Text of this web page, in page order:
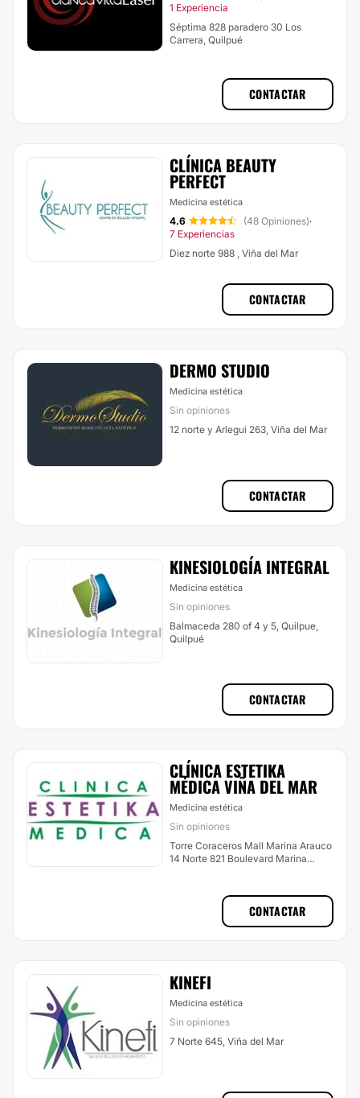
1 Experiencia
Séptima 828 paradero 30 Los
Carrera, Quilpué
CONTACTAR
CLÍNICA BEAUTY
PERFECT
Medicina estética
4.6 (48 Opiniones)·
7 Experiencias
Diez norte 988 , Viña del Mar
CONTACTAR
DERMO STUDIO
Medicina estética
Sin opiniones
12 norte y Arlegui 263, Viña del Mar
CONTACTAR
KINESIOLOGÍA INTEGRAL
Medicina estética
Sin opiniones
Balmaceda 280 of 4 y 5, Quilpue,
Quilpué
CONTACTAR
CLÍNICA ESTETIKA
MÉDICA VIÑA DEL MAR
Medicina estética
Sin opiniones
Torre Coraceros Mall Marina Arauco
14 Norte 821 Boulevard Marina
Nueva Libertad 1410, Viña del Mar
CONTACTAR
KINEFI
Medicina estética
Sin opiniones
7 Norte 645, Viña del Mar